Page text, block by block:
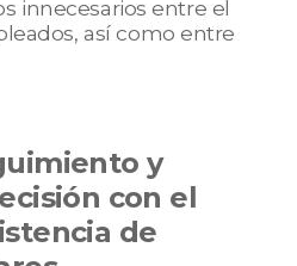
innecesarios entre el
así como entre
y
con el
de